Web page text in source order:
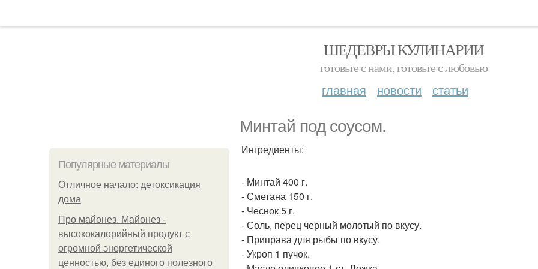
ШЕДЕВРЫ КУЛИНАРИИ
готовьте с нами, готовьте с любовью
главная новости статьи
Минтай под соусом.
Популярные материалы
Отличное начало: детоксикация
дома
Про майонез. Майонез -
высококалорийный продукт с
огромной энергетической
ценностью, без единого полезного
Ингредиенты:
- Минтай 400 г.
- Сметана 150 г.
- Чеснок 5 г.
- Соль, перец черный молотый по вкусу.
- Приправа для рыбы по вкусу.
- Укроп 1 пучок.